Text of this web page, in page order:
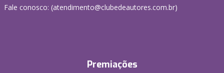
Fale conosco: (atendimento@clubedeautores.com.br)
Premiações